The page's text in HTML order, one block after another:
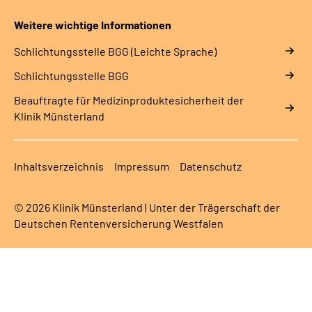
Weitere wichtige Informationen
Schlich­tungs­stel­le BGG (Leichte Sprache)
Schlich­tungs­stel­le BGG
Beauftragte für Medizinproduktesicherheit der
Klinik Münsterland
Inhaltsverzeichnis Impressum Datenschutz
© 2026 Klinik Münsterland | Unter der Trägerschaft der
Deutschen Rentenversicherung Westfalen